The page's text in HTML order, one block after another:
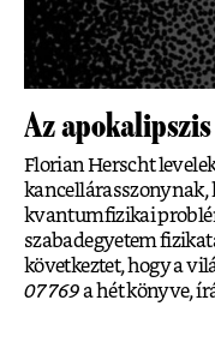
Az
Florian Herscht
kancellárasszonynak,
kvantumfizikai
szabadegyetem
következtet, hogy a
07769a hét könyve,